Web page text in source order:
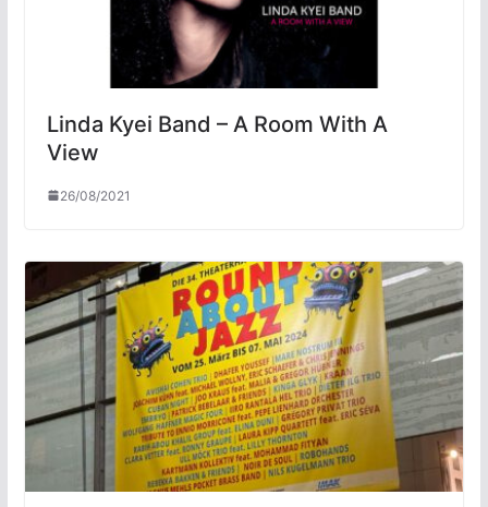
Linda Kyei Band – A Room With A
View
26/08/2021